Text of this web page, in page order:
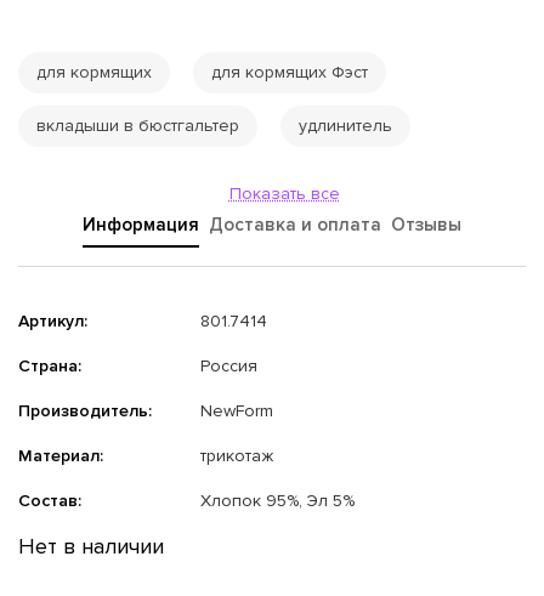
для кормящих для кормящих Фэст
вкладыши в бюстгальтер удлинитель
Показать все
Информация Доставка и оплата Отзывы
Артикул: 801.7414
Страна: Россия
Производитель: NewForm
Материал: трикотаж
Состав: Хлопок 95%, Эл 5%
Нет в наличии